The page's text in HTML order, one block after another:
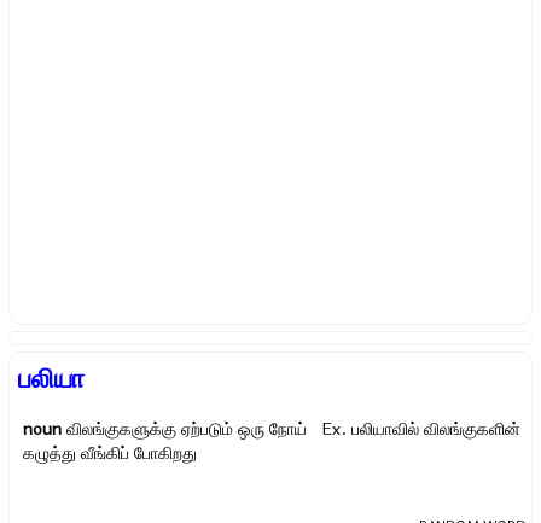
பலியா
noun விலங்குகளுக்கு ஏற்படும் ஒரு நோய் Ex.பலியாவில் விலங்குகளின்
கழுத்து வீங்கிப் போகிறது